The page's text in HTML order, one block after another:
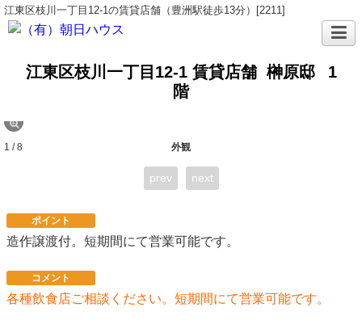
江東区枝川一丁目12-1の賃貸店舗（豊洲駅徒歩13分）[2211]
江東区枝川一丁目12-1 賃貸店舗 榊原邸
1
階
外観
1 / 8
prev next
ポイント
造作譲渡付。短期間にて営業可能です。
コメント
各種飲食店ご相談ください。短期間にて営業可能です。